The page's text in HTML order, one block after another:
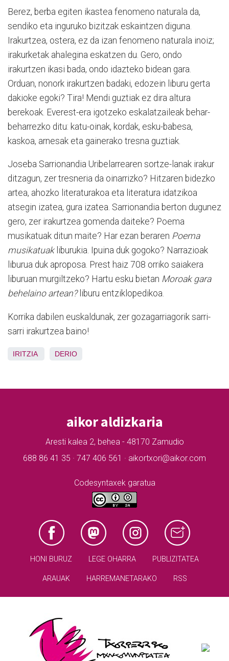
Berez, berba egiten ikastea fenomeno naturala da,
sendiko eta inguruko bizitzak eskaintzen diguna.
Irakurtzea, ostera, ez da izan fenomeno naturala inoiz;
irakurketak ahalegina eskatzen du. Gero, ondo
irakurtzen ikasi bada, ondo idazteko bidean gara.
Orduan, nonork irakurtzen badaki, edozein liburu gerta
dakioke egoki? Tira! Mendi guztiak ez dira altura
berekoak. Everest-era igotzeko eskalatzaileak behar-
beharrezko ditu: katu-oinak, kordak, esku-babesa,
kaskoa, arnesak eta gainerako tresna guztiak.
Joseba Sarrionandia Uribelarrearen sortze-lanak irakur
ditzagun, zer tresneria da oinarrizko? Hitzaren bidezko
artea, ahozko literaturakoa eta literatura idatzikoa
atsegin izatea, gura izatea. Sarrionandia berton dugunez
gero, zer irakurtzea gomenda daiteke? Poema
musikatuak ditun maite? Har ezan beraren Poema
musikatuakliburukia. Ipuina duk gogoko? Narrazioak
liburua duk aproposa. Prest haiz 708 orriko saiakera
liburuan murgiltzeko? Hartu esku bietan Moroak gara
behelaino artean?liburu entziklopedikoa.
Korrika dabilen euskaldunak, zer gozagarriagorik sarri-
sarri irakurtzea baino!
IRITZIA DERIO
aikor aldizkaria
Aresti kalea 2, behea - 48170 Zamudio
688 86 41 35 · 747 406 561 · aikortxori@aikor.com
Codesyntaxek garatua
HONI BURUZ LEGE OHARRA PUBLIZITATEA
ARAUAK HARREMANETARAKO RSS